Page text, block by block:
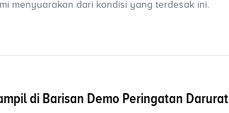
menyuarakan dari kondisi yang terdesak ini.
di Barisan Demo Peringatan Darurat